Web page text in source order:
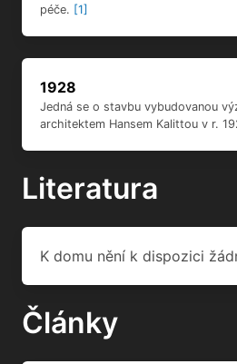
péče. [1]
1928
Jedná se o stavbu vybudovanou
architektem Hansem Kalittou v r.
Literatura
K domu nění k dispozici
Články